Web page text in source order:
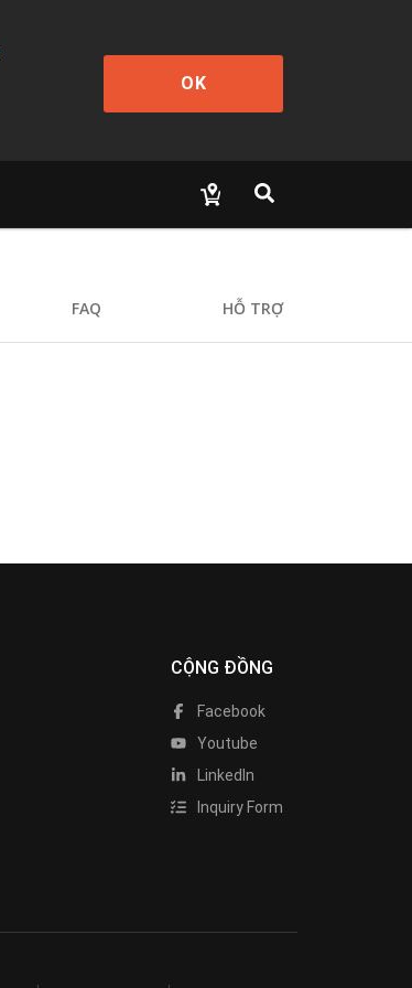
OK
FAQ HỖ TRỢ
CỘNG ĐỒNG
Facebook
Youtube
LinkedIn
Inquiry Form